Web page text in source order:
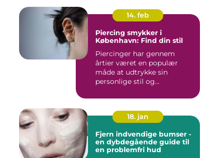
14. feb
Piercing smykker i
København: Find din stil
Piercinger har gennem
årtier været en populær
måde at udtrykke sin
personlige stil og
18. jan
Fjern indvendige bumser -
en dybdegående guide til
en problemfri hud